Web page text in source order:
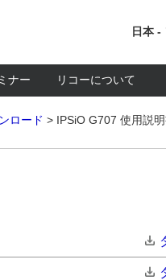
日本 -
ナー リコーについて
ロード IPSiO G707 使用説